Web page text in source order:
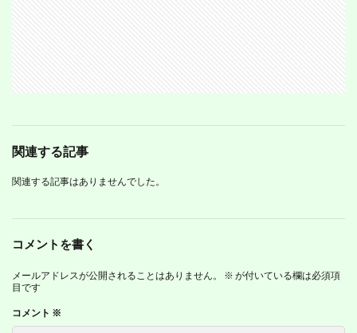
関連する記事
関連する記事はありませんでした。
コメントを書く
メールアドレスが公開されることはありません。 ※ が付いている欄は必須項
目です
コメント ※